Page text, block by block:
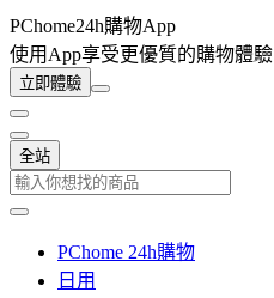
PChome24h購物App
使用App享受更優質的購物體驗
立即體驗
全站
PChome 24h購物
日用